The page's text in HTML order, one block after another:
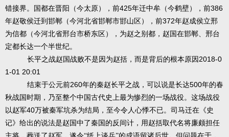
错接界。国都在晋阳（今太原），前425年迁中牟（今鹤壁），前386
年赵敬侯迁到邯郸（今河北省邯郸市邯山区），前372年赵成侯立邢
为信都（今河北省邢台市桥东区），为赵之别都，赵国在邯郸、邢台
定都长达一个半世纪。
长平之战赵国战败不是因为赵括，而是背后的根本原因 2018-0
1-01 20:01
结束于公元前260年的秦赵长平之战，可以说是长达500年的春
秋战国时期，乃至整个中国古代史上最为惨烈的一场战役。这场战役
以赵军40万被秦军坑杀为结局，至今令人心悸不已。司马迁在《史
记》给出的说法是赵国中了秦国的反间计，用赵括取代名将廉颇担任